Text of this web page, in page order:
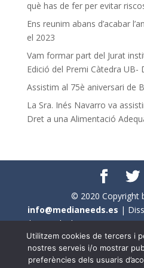
què has de fer per evitar
Ens reunim abans d’acabar
el 2023
Vam formar part del Jurat
Edició del Premi Càtedra UB-
Assistim al 75è aniversari de
La Sra. Inés Navarro va
Dret a una Alimentació
© 2020 Copyright
info@medianeeds.es |
| Tots els drets reservats a
Avís per
En aquest web s'ha tingut en
Utilitzem cookies de tercers i
nostres serveis i/o mostrar
preferències dels usuaris